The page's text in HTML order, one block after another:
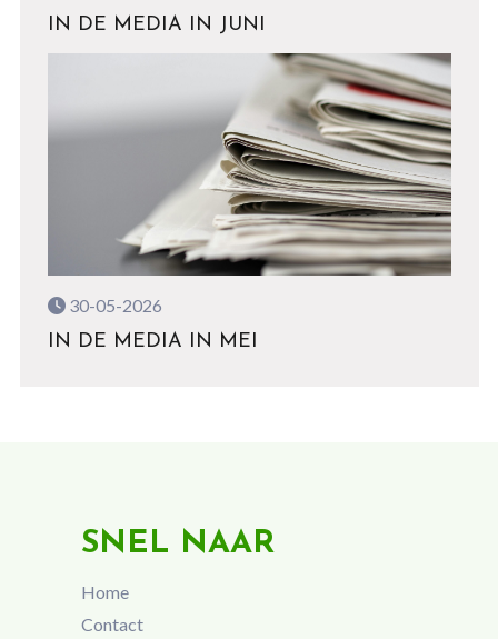
IN DE MEDIA IN JUNI
30-05-2026
IN DE MEDIA IN MEI
SNEL NAAR
Home
Contact